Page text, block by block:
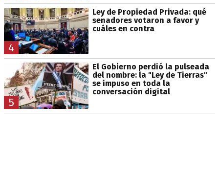
4
Ley de Propiedad Privada: qué
senadores votaron a favor y
cuáles en contra
5
El Gobierno perdió la pulseada
del nombre: la "Ley de Tierras"
se impuso en toda la
conversación digital